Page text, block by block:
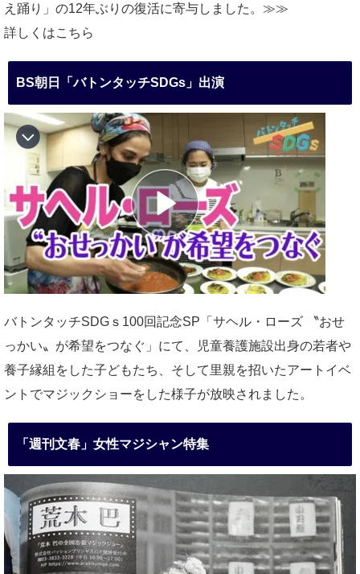
え踊り」の12年ぶりの復活に寄与しました。≫≫
詳しくはこちら
BS朝日「バトンタッチSDGs」出演
バトンタッチSDGｓ100回記念SP「サヘル・ローズ 〝おせ
っかい〟が希望をつなぐ」にて、児童養護施設出身の若者や
養子縁組をした子どもたち、そして里親を招いたアートイベ
ントでマジックショーをした様子が放映されました。
「週刊文春」女性マジシャン特集